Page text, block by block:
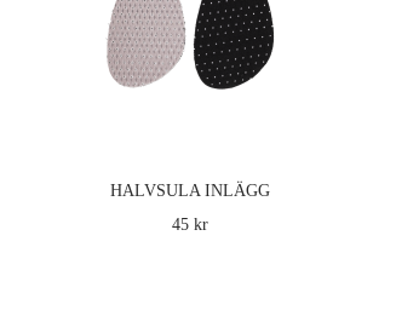
HALVSULA INLÄGG
45 kr